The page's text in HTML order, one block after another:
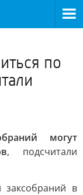
по
могут
, подсчитали
заксобраний в